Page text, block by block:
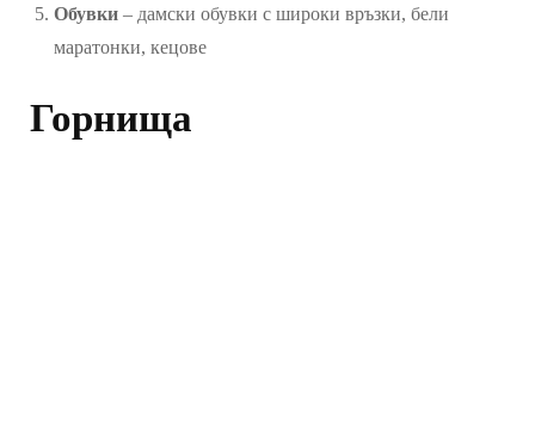
Обувки – дамски обувки с широки връзки, бели
маратонки, кецове
Горнища